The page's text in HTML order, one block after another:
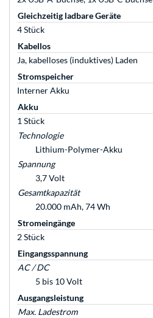
Gleichzeitig ladbare Geräte
4 Stück
Kabellos
Ja, kabelloses (induktives) Laden
Stromspeicher
Interner Akku
Akku
1 Stück
Technologie
Lithium-Polymer-Akku
Spannung
3,7 Volt
Gesamtkapazität
20.000 mAh, 74 Wh
Stromeingänge
2 Stück
Eingangsspannung
AC / DC
5 bis 10 Volt
Ausgangsleistung
Max. Ladestrom